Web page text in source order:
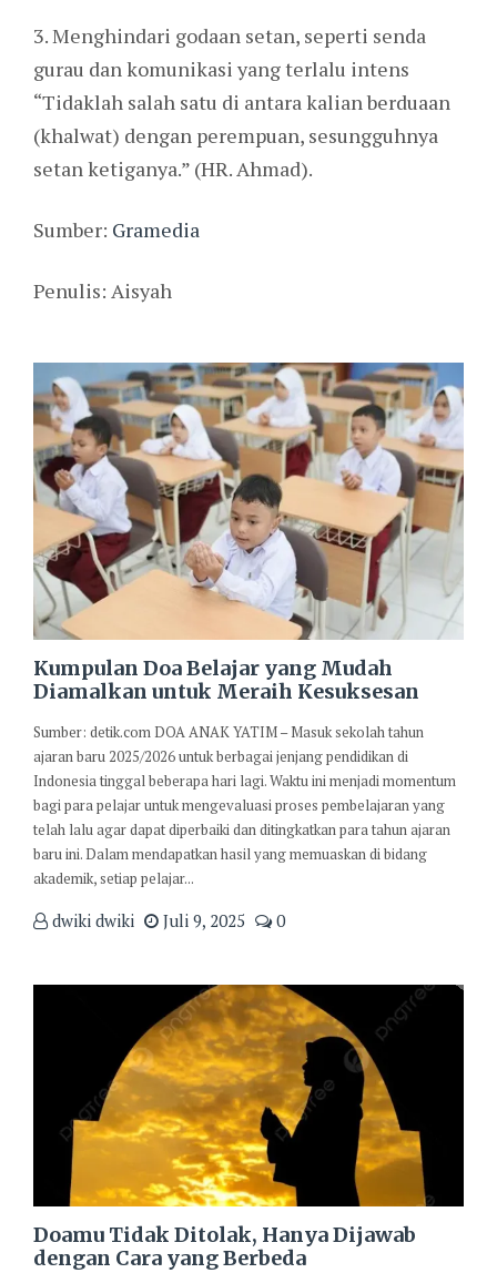
3. Menghindari godaan setan, seperti senda
gurau dan komunikasi yang terlalu intens
“Tidaklah salah satu di antara kalian berduaan
(khalwat) dengan perempuan, sesungguhnya
setan ketiganya.” (HR. Ahmad).
Sumber: Gramedia
Penulis: Aisyah
Kumpulan Doa Belajar yang Mudah
Diamalkan untuk Meraih Kesuksesan
Sumber: detik.com DOA ANAK YATIM – Masuk sekolah tahun
ajaran baru 2025/2026 untuk berbagai jenjang pendidikan di
Indonesia tinggal beberapa hari lagi. Waktu ini menjadi momentum
bagi para pelajar untuk mengevaluasi proses pembelajaran yang
telah lalu agar dapat diperbaiki dan ditingkatkan para tahun ajaran
baru ini. Dalam mendapatkan hasil yang memuaskan di bidang
akademik, setiap pelajar...
dwiki dwiki Juli 9, 2025 0
Doamu Tidak Ditolak, Hanya Dijawab
dengan Cara yang Berbeda